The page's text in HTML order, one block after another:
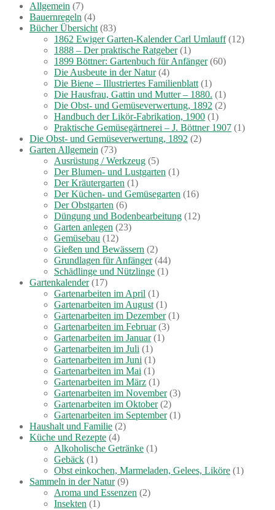
Allgemein (7)
Bauernregeln (4)
Bücher Übersicht (83)
1862 Ewiger Garten-Kalender Carl Umlauff(12)
1888 – Der praktische Ratgeber(1)
1899 Böttner: Gartenbuch für Anfänger(60)
Die Ausbeute in der Natur(4)
Die Biene – Illustriertes Familienblatt (1)
Die Hausfrau, Gattin und Mutter – 1880. (1)
Die Obst- und Gemüseverwertung, 1892 (2)
Handbuch der Likör-Fabrikation, 1900 (1)
Praktische Gemüsegärtnerei – J. Böttner 1907 (1)
Die Obst- und Gemüseverwertung, 1892 (2)
Garten Allgemein (73)
Ausrüstung / Werkzeug (5)
Der Blumen- und Lustgarten (1)
Der Kräutergarten (1)
Der Küchen- und Gemüsegarten (16)
Der Obstgarten (6)
Düngung und Bodenbearbeitung (12)
Garten anlegen (23)
Gemüsebau (12)
Gießen und Bewässern (2)
Grundlagen für Anfänger(44)
Schädlinge und Nützlinge (1)
Gartenkalender(17)
Gartenarbeiten im April (1)
Gartenarbeiten im August (1)
Gartenarbeiten im Dezember(1)
Gartenarbeiten im Februar(3)
Gartenarbeiten im Januar(1)
Gartenarbeiten im Juli (1)
Gartenarbeiten im Juni (1)
Gartenarbeiten im Mai (1)
Gartenarbeiten im März (1)
Gartenarbeiten im November(3)
Gartenarbeiten im Oktober(2)
Gartenarbeiten im September(1)
Haushalt und Familie (2)
Küche und Rezepte (4)
Alkoholische Getränke (1)
Gebäck (1)
Obst einkochen, Marmeladen, Gelees, Liköre (1)
Sammeln in der Natur(9)
Aroma und Essenzen (2)
Insekten (1)